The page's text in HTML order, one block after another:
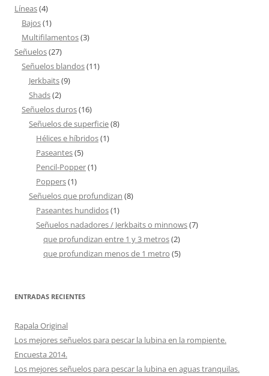
Líneas(4)
Bajos(1)
Multifilamentos(3)
Señuelos(27)
Señuelos blandos(11)
Jerkbaits(9)
Shads(2)
Señuelos duros(16)
Señuelos de superficie(8)
Hélices e híbridos(1)
Paseantes(5)
Pencil-Popper(1)
Poppers(1)
Señuelos que profundizan (8)
Paseantes hundidos(1)
Señuelos nadadores / Jerkbaits o minnows(7)
que profundizan entre 1 y 3 metros(2)
que profundizan menos de 1 metro (5)
ENTRADAS RECIENTES
Rapala Original
Los mejores señuelos para pescar la lubina en la rompiente.
Encuesta 2014.
Los mejores señuelos para pescar la lubina en aguas tranquilas.